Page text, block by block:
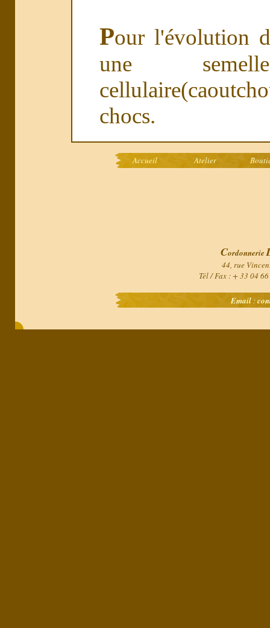
Pour l'évolution
une
chocs.
Accueil Atelier
Cordonnerie
44, rue
Tél / Fax : + 33 04
Email: